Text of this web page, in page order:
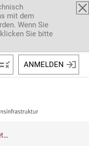
mit dem
Wenn Sie
Sie bitte
ANMELDEN
5,12-TIPS-Substitution of Tetracene: Effects on Redox Potentials and Cyclic Voltammetric Behavior in CH2Cl2 and THF